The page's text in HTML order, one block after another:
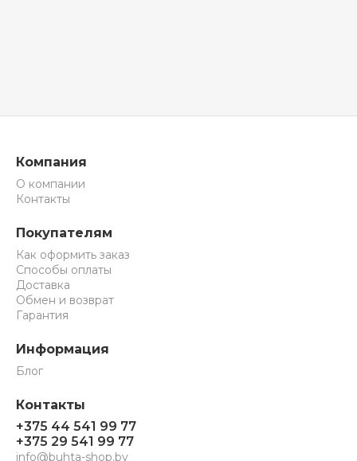
Компания
О компании
Контакты
Покупателям
Как оформить заказ
Способы оплаты
Доставка
Обмен и возврат
Гарантия
Информация
Блог
Контакты
+375 44 541 99 77
+375 29 541 99 77
info@buhta-shop.by